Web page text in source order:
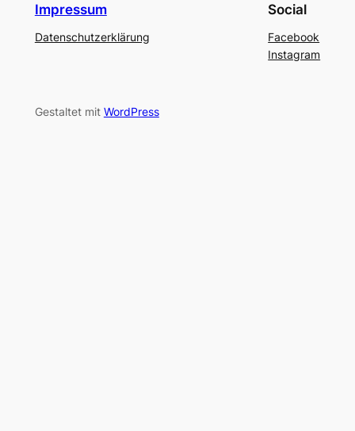
Impressum
Datenschutzerklärung
Social
Facebook
Instagram
Gestaltet mit WordPress